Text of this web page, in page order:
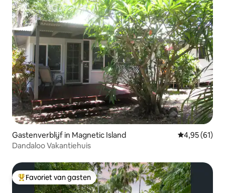
Gastenverblijf in Magnetic Island Gemiddelde
4,95 (61)
Dandaloo Vakantiehuis
Topfavoriet van gasten
Favoriet van gasten